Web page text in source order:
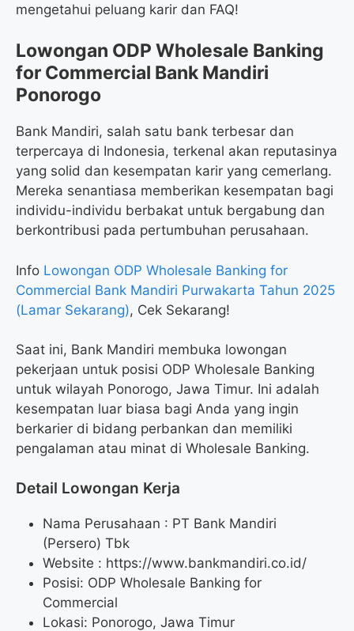
mengetahui peluang karir dan FAQ!
Lowongan ODP Wholesale Banking
for Commercial Bank Mandiri
Ponorogo
Bank Mandiri, salah satu bank terbesar dan
terpercaya di Indonesia, terkenal akan reputasinya
yang solid dan kesempatan karir yang cemerlang.
Mereka senantiasa memberikan kesempatan bagi
individu-individu berbakat untuk bergabung dan
berkontribusi pada pertumbuhan perusahaan.
Info Lowongan ODP Wholesale Banking for
Commercial Bank Mandiri Purwakarta Tahun 2025
(Lamar Sekarang), Cek Sekarang!
Saat ini, Bank Mandiri membuka lowongan
pekerjaan untuk posisi ODP Wholesale Banking
untuk wilayah Ponorogo, Jawa Timur. Ini adalah
kesempatan luar biasa bagi Anda yang ingin
berkarier di bidang perbankan dan memiliki
pengalaman atau minat di Wholesale Banking.
Detail Lowongan Kerja
Nama Perusahaan : PT Bank Mandiri
(Persero) Tbk
Website : https://www.bankmandiri.co.id/
Posisi: ODP Wholesale Banking for
Commercial
Lokasi: Ponorogo, Jawa Timur